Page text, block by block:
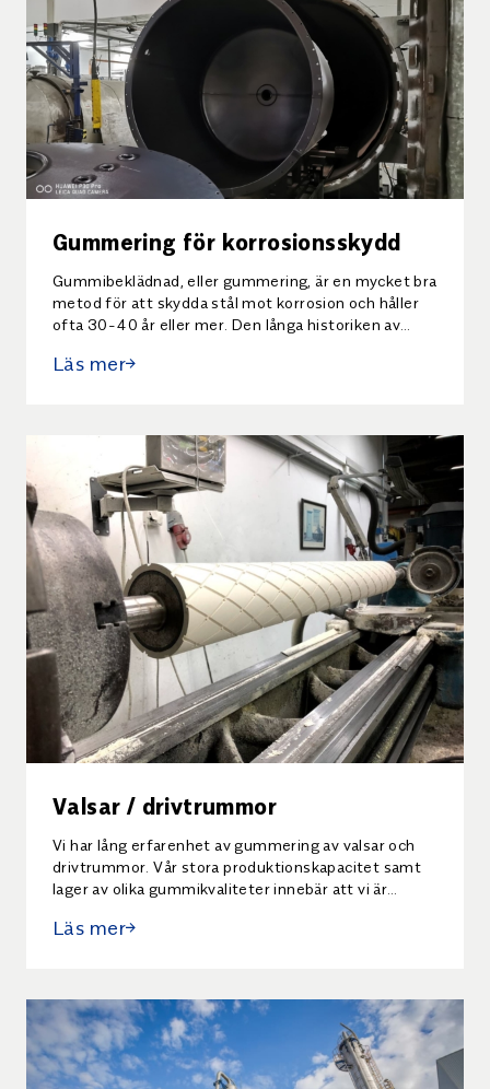
Gummering för korrosionsskydd
Gummibeklädnad, eller gummering, är en mycket bra
metod för att skydda stål mot korrosion och håller
ofta 30-40 år eller mer. Den långa historiken av
metod som fungerar bäst för vilken applikation.
Läs mer
Valsar / drivtrummor
Vi har lång erfarenhet av gummering av valsar och
drivtrummor. Vår stora produktionskapacitet samt
lager av olika gummikvaliteter innebär att vi är
Läs mer